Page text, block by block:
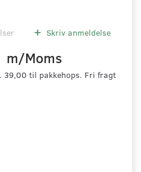
Skriv anmeldelse
m/Moms
39,00 til pakkehops. Fri fragt